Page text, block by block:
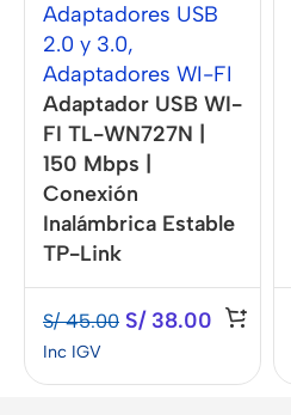
Adaptadores USB
2.0 y 3.0,
Adaptadores WI-FI
Adaptador USB WI-
FI TL-WN727N |
150 Mbps |
Conexión
Inalámbrica Estable
TP-Link
S/45.00 S/38.00
Inc IGV